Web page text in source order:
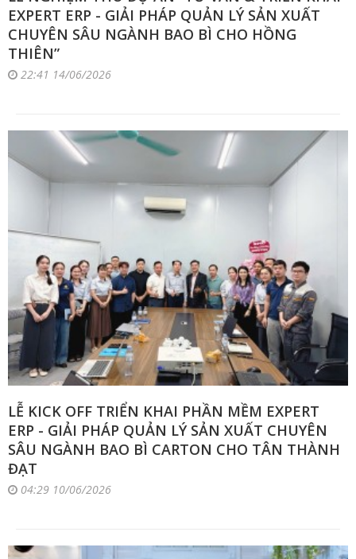
EXPERT ERP - GIẢI PHÁP QUẢN LÝ SẢN XUẤT
CHUYÊN SÂU NGÀNH BAO BÌ CHO HỒNG
THIÊN”
22:41 14/06/2026
LỄ KICK OFF TRIỂN KHAI PHẦN MỀM EXPERT
ERP - GIẢI PHÁP QUẢN LÝ SẢN XUẤT CHUYÊN
SÂU NGÀNH BAO BÌ CARTON CHO TÂN THÀNH
ĐẠT
04:29 10/06/2026